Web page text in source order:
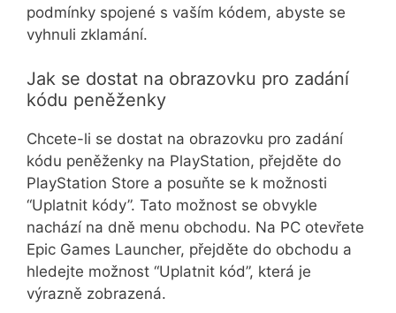
podmínky spojené s vaším kódem, abyste se
vyhnuli zklamání.
Jak se dostat na obrazovku pro zadání
kódu peněženky
Chcete-li se dostat na obrazovku pro zadání
kódu peněženky na PlayStation, přejděte do
PlayStation Store a posuňte se k možnosti
“Uplatnit kódy”. Tato možnost se obvykle
nachází na dně menu obchodu. Na PC otevřete
Epic Games Launcher, přejděte do obchodu a
hledejte možnost “Uplatnit kód”, která je
výrazně zobrazená.